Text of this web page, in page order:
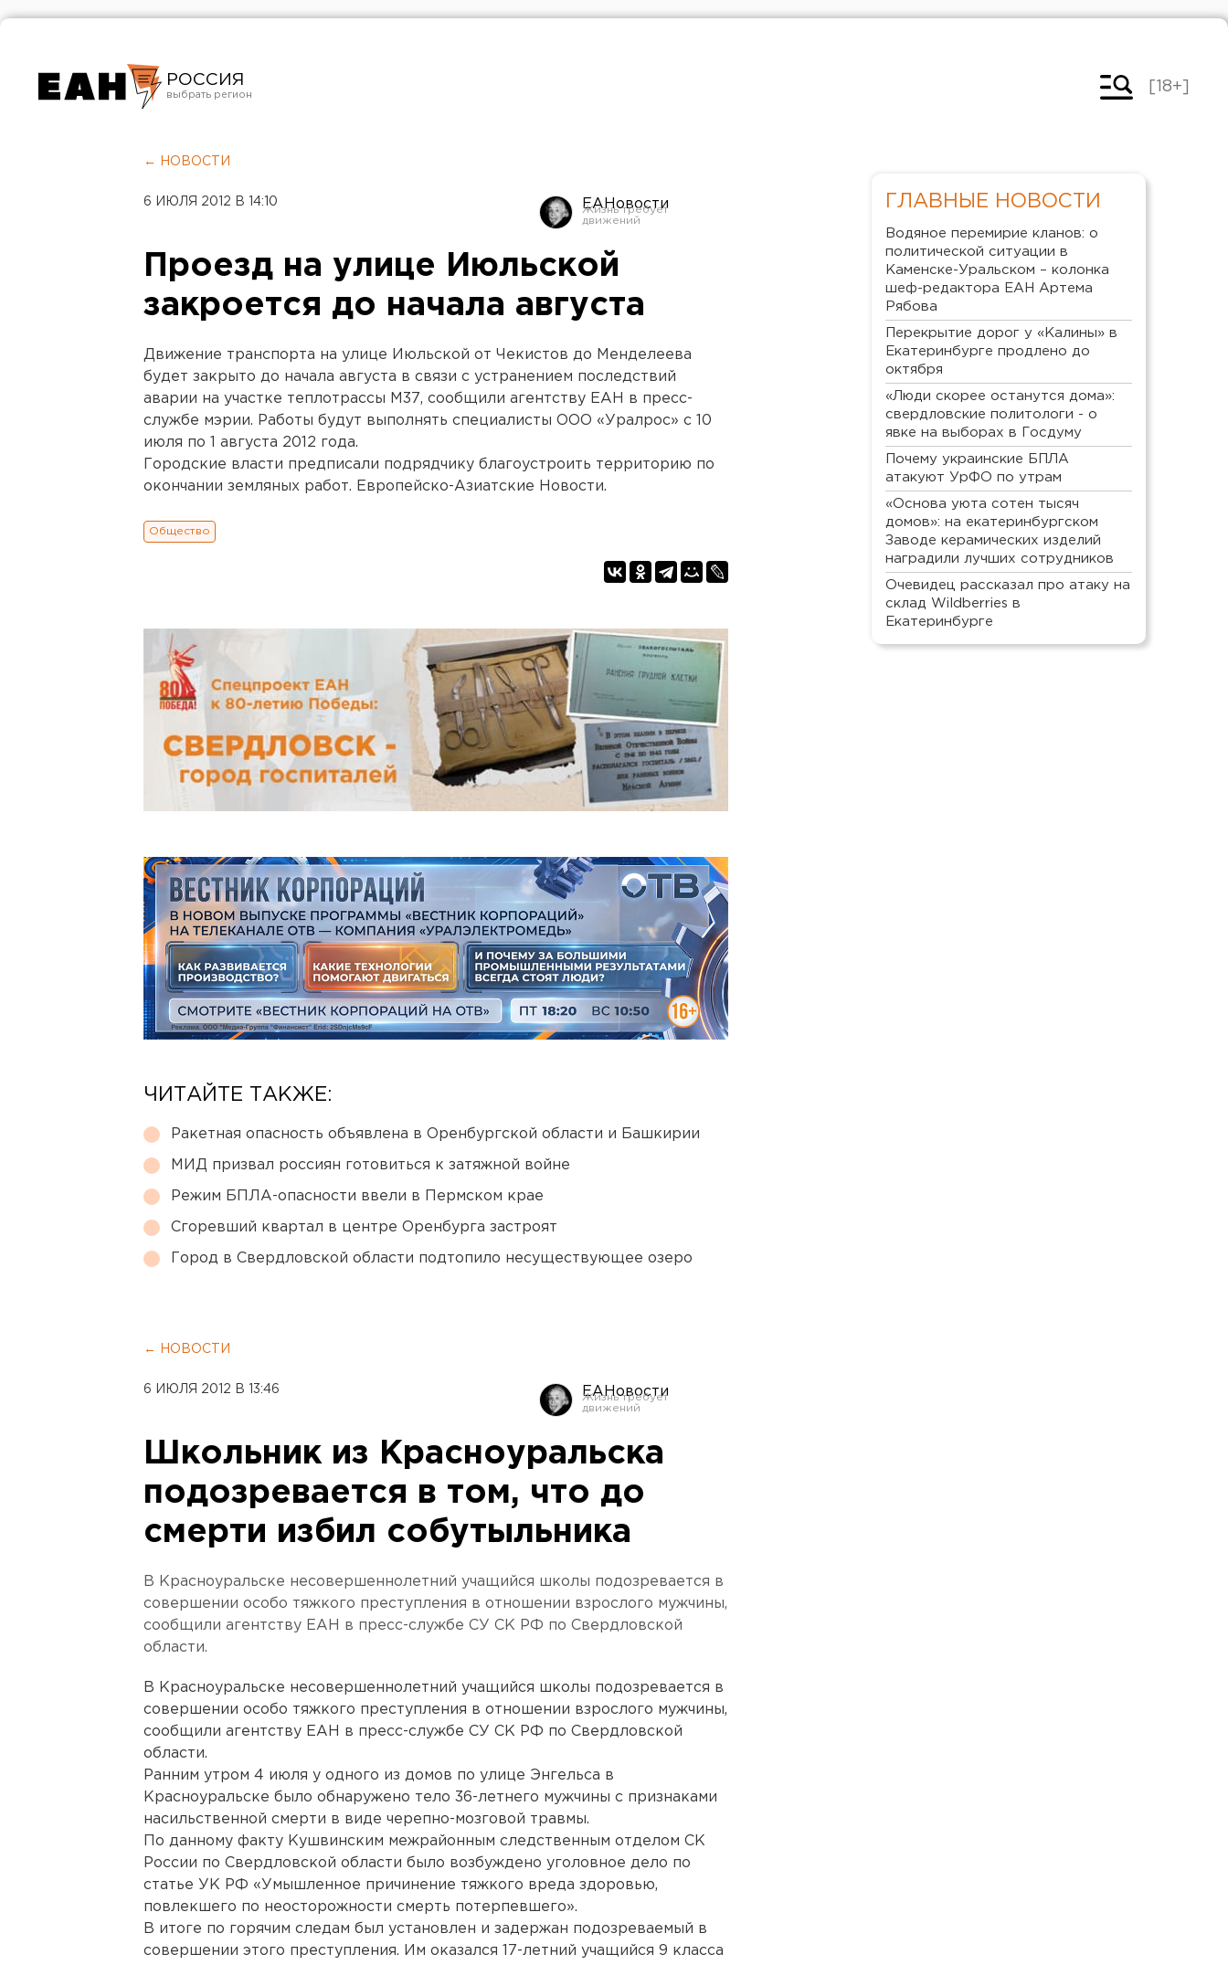
РОССИЯ
Челябинск
[18+]
← НОВОСТИ
6 ИЮЛЯ 2012 В 14:10 ЕАНовости
Проезд на улице Июльской
закроется до начала августа
Движение транспорта на улице Июльской от Чекистов до Менделеева
будет закрыто до начала августа в связи с устранением последствий
аварии на участке теплотрассы М37, сообщили агентству ЕАН в пресс-
службе мэрии. Работы будут выполнять специалисты ООО «Уралрос» с 10
июля по 1 августа 2012 года.
Городские власти предписали подрядчику благоустроить территорию по
окончании земляных работ. Европейско-Азиатские Новости.
Общество
ЧИТАЙТЕ ТАКЖЕ:
Ракетная опасность объявлена в Оренбургской области и Башкирии
МИД призвал россиян готовиться к затяжной войне
Режим БПЛА-опасности ввели в Пермском крае
Сгоревший квартал в центре Оренбурга застроят
Город в Свердловской области подтопило несуществующее озеро
← НОВОСТИ
6 ИЮЛЯ 2012 В 13:46 ЕАНовости
Школьник из Красноуральска
подозревается в том, что до
смерти избил собутыльника
В Красноуральске несовершеннолетний учащийся школы подозревается в
совершении особо тяжкого преступления в отношении взрослого мужчины,
сообщили агентству ЕАН в пресс-службе СУ СК РФ по Свердловской
области.
В Красноуральске несовершеннолетний учащийся школы подозревается в
совершении особо тяжкого преступления в отношении взрослого мужчины,
сообщили агентству ЕАН в пресс-службе СУ СК РФ по Свердловской
области.
Ранним утром 4 июля у одного из домов по улице Энгельса в
Красноуральске было обнаружено тело 36-летнего мужчины с признаками
насильственной смерти в виде черепно-мозговой травмы.
По данному факту Кушвинским межрайонным следственным отделом СК
России по Свердловской области было возбуждено уголовное дело по
статье УК РФ «Умышленное причинение тяжкого вреда здоровью,
повлекшего по неосторожности смерть потерпевшего».
В итоге по горячим следам был установлен и задержан подозреваемый в
совершении этого преступления. Им оказался 17-летний учащийся 9 класса
ГЛАВНЫЕ НОВОСТИ
Водяное перемирие кланов: о
политической ситуации в
Каменске-Уральском – колонка
шеф-редактора ЕАН Артема
Рябова
Перекрытие дорог у «Калины» в
Екатеринбурге продлено до
октября
«Люди скорее останутся дома»:
свердловские политологи - о
явке на выборах в Госдуму
Почему украинские БПЛА
атакуют УрФО по утрам
«Основа уюта сотен тысяч
домов»: на екатеринбургском
Заводе керамических изделий
наградили лучших сотрудников
Очевидец рассказал про атаку на
склад Wildberries в
Екатеринбурге